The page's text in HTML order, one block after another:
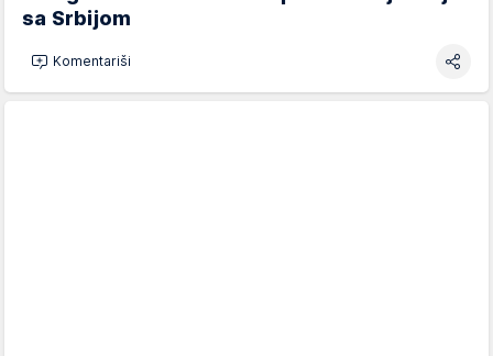
sa Srbijom
Komentariši